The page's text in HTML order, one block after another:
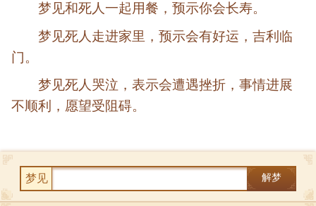
梦见和死人一起用餐，预示你会长寿。
梦见死人走进家里，预示会有好运，吉利临
门。
梦见死人哭泣，表示会遭遇挫折，事情进展
不顺利，愿望受阻碍。
梦见 解梦